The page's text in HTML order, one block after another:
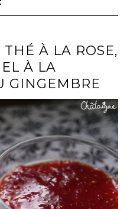
À LA ROSE,
À LA
GINGEMBRE